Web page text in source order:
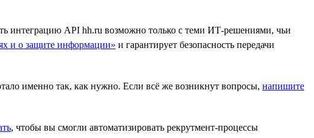
интеграцию API hh.ru возможно только с теми ИТ-решениями, чьи
и о защите информации» и гарантирует безопасность передачи
именно так, как нужно. Если всё же возникнут вопросы, напишите
, чтобы вы смогли автоматизировать рекрутмент-процессы